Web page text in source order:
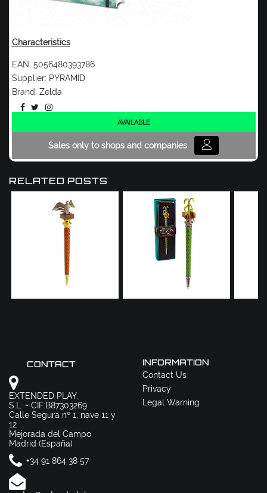
Characteristics
EAN: 5056480393786
Supplier: PYRAMID
Brand: Zelda
AVAILABLE
Sales only to shops and companies
RELATED POSTS
CONTACT
EXTENDED PLAY,
S.L. - CIF:B87303269
Calle Segura nº 1, nave 11 y
12
Mejorada del Campo
Madrid (España)
+34 91 864 38 57
INFORMATION
Contact Us
Privacy
Legal Warning